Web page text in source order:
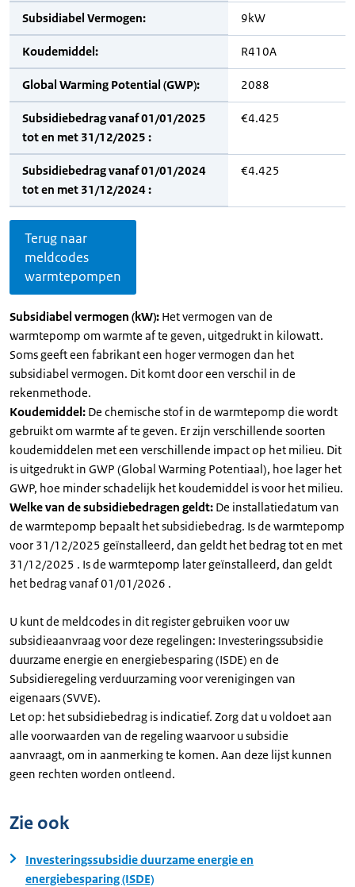
Subsidiabel Vermogen: 9kW
Koudemiddel: R410A
Global Warming Potential (GWP): 2088
Subsidiebedrag vanaf 01/01/2025
tot en met 31/12/2025 :
€4.425
Subsidiebedrag vanaf 01/01/2024
tot en met 31/12/2024 :
€4.425
Terug naar
meldcodes
warmtepompen
Subsidiabel vermogen (kW): Het vermogen van de
warmtepomp om warmte af te geven, uitgedrukt in kilowatt.
Soms geeft een fabrikant een hoger vermogen dan het
subsidiabel vermogen. Dit komt door een verschil in de
rekenmethode.
Koudemiddel: De chemische stof in de warmtepomp die wordt
gebruikt om warmte af te geven. Er zijn verschillende soorten
koudemiddelen met een verschillende impact op het milieu. Dit
is uitgedrukt in GWP (Global Warming Potentiaal), hoe lager het
GWP, hoe minder schadelijk het koudemiddel is voor het milieu.
Welke van de subsidiebedragen geldt: De installatiedatum van
de warmtepomp bepaalt het subsidiebedrag. Is de warmtepomp
voor 31/12/2025 geïnstalleerd, dan geldt het bedrag tot en met
31/12/2025 . Is de warmtepomp later geïnstalleerd, dan geldt
het bedrag vanaf 01/01/2026 .
U kunt de meldcodes in dit register gebruiken voor uw
subsidieaanvraag voor deze regelingen: Investeringssubsidie
duurzame energie en energiebesparing (ISDE) en de
Subsidieregeling verduurzaming voor verenigingen van
eigenaars (SVVE).
Let op: het subsidiebedrag is indicatief. Zorg dat u voldoet aan
alle voorwaarden van de regeling waarvoor u subsidie
aanvraagt, om in aanmerking te komen. Aan deze lijst kunnen
geen rechten worden ontleend.
Zie ook
Investeringssubsidie duurzame energie en
energiebesparing (ISDE)